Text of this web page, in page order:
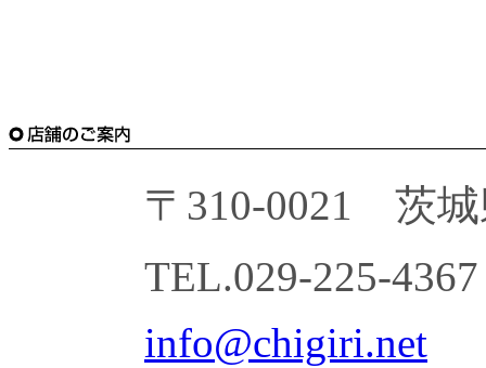
〒310-0021 茨城
TEL.029-225-
info@chigiri.net